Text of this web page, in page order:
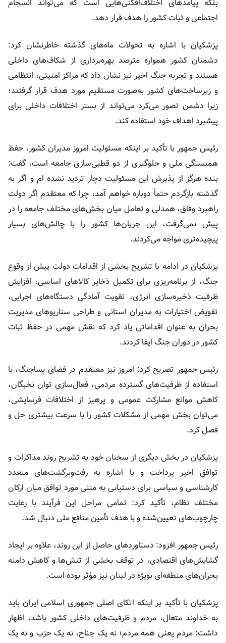
بلکه پیامدهای اختلاف‌افکنی‌هایی است که می‌تواند انسجام
اجتماعی و ثبات کشور را هدف قرار دهد.
پزشکیان با اشاره به تحولات ماه‌های گذشته خاطرنشان کرد:
دشمنان کشور همواره مترصد بهره‌برداری از شکاف‌های داخلی
هستند و تجربه جنگ اخیر نیز نشان داد که مراکز امنیتی، انتظامی
و زیرساخت‌های کشور به‌صورت مستقیم مورد هدف قرار گرفتند؛
زیرا دشمن تصور می‌کرد می‌تواند از بستر اختلافات داخلی برای
پیشبرد اهداف خود استفاده کند.
رئیس جمهور با تأکید بر اینکه مسئولیت امروز مدیران کشور، حفظ
همبستگی ملی و جلوگیری از دو قطبی‌سازی جامعه است، گفت:
بنده هرگز از پذیرش این مسئولیت دچار تردید نشده ام و اگر به
گذشته بازگردم حتماً دوباره خواهم آمد، چرا که معتقدم اگر دولت
راهبرد وفاق، همدلی و تعامل میان بخش‌های مختلف جامعه را در
پیش نمی‌گرفت، این جریان‌ها کشور را با چالش‌های بسیار
پیچیده‌تری مواجه می‌کردند.
پزشکیان در ادامه با تشریح بخشی از اقدامات دولت پیش از وقوع
جنگ، از برنامه‌ریزی برای تکمیل ذخایر کالاهای اساسی، افزایش
ظرفیت ذخیره‌سازی انرژی، تقویت آمادگی دستگاه‌های اجرایی،
تفویض اختیارات به مدیران استانی و طراحی سناریوهای مدیریت
بحران به عنوان اقداماتی یاد کرد که نقش مهمی در حفظ ثبات
کشور در دوران جنگ ایفا کردند.
رئیس جمهور تصریح کرد: امروز نیز معتقدم در فضای پساجنگ، با
استفاده از ظرفیت‌های گسترده مردمی، فعال‌سازی توان نخبگان،
کاهش موانع مشارکت عمومی و پرهیز از اختلافات فرسایشی،
می‌توان بخش مهمی از مشکلات کشور را با سرعت بیشتری حل و
فصل کرد.
پزشکیان در بخش دیگری از سخنان خود به تشریح روند مذاکرات و
توافق اخیر پرداخت و با اشاره به رفت‌وبرگشت‌های متعدد
کارشناسی و سیاسی برای دستیابی به متنی مورد توافق میان ارکان
مختلف نظام، تأکید کرد: تمامی مراحل این فرآیند با رعایت
چارچوب‌های تعیین‌شده و با هدف تأمین منافع ملی دنبال شد.
رئیس جمهور افزود: دستاوردهای حاصل از این روند، علاوه بر ایجاد
گشایش‌های اقتصادی، در توقف بخشی از تنش‌ها و کاهش دامنه
بحران‌های منطقه‌ای بویژه در لبنان نیز مؤثر بوده است.
پزشکیان با تأکید بر اینکه اتکای اصلی جمهوری اسلامی ایران باید
به خداوند متعال، مردم و ظرفیت‌های داخلی کشور باشد، اظهار
داشت: مردم یعنی همه مردم؛ نه یک جناح، نه یک حزب و نه یک